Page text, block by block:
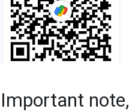
Important note,